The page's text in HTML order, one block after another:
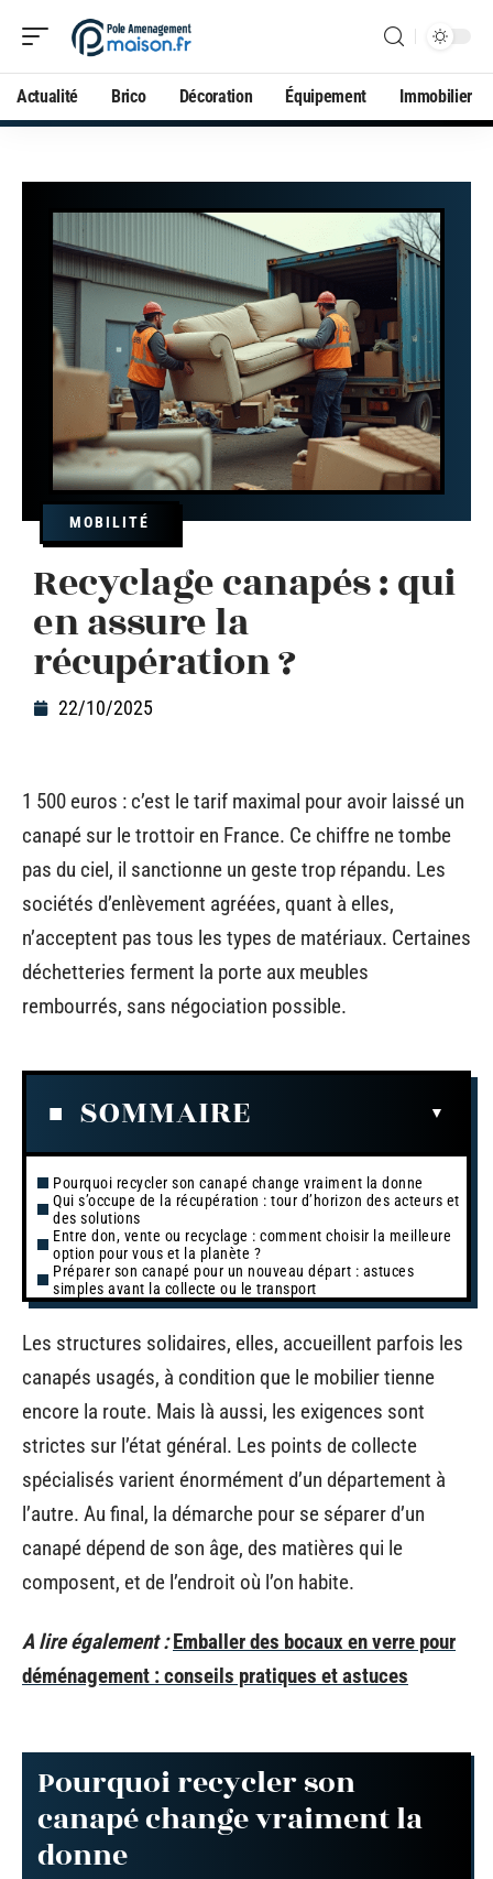
Actualité Brico Décoration Équipement Immobilier
MOBILITÉ
Recyclage canapés : qui
en assure la
récupération ?
22/10/2025
1 500 euros : c’est le tarif maximal pour avoir laissé un
canapé sur le trottoir en France. Ce chiffre ne tombe
pas du ciel, il sanctionne un geste trop répandu. Les
sociétés d’enlèvement agréées, quant à elles,
n’acceptent pas tous les types de matériaux. Certaines
déchetteries ferment la porte aux meubles
rembourrés, sans négociation possible.
SOMMAIRE
Pourquoi recycler son canapé change vraiment la donne
Qui s’occupe de la récupération : tour d’horizon des acteurs et
des solutions
Entre don, vente ou recyclage : comment choisir la meilleure
option pour vous et la planète ?
Préparer son canapé pour un nouveau départ : astuces
simples avant la collecte ou le transport
Les structures solidaires, elles, accueillent parfois les
canapés usagés, à condition que le mobilier tienne
encore la route. Mais là aussi, les exigences sont
strictes sur l’état général. Les points de collecte
spécialisés varient énormément d’un département à
l’autre. Au final, la démarche pour se séparer d’un
canapé dépend de son âge, des matières qui le
composent, et de l’endroit où l’on habite.
A lire également : Emballer des bocaux en verre pour
déménagement : conseils pratiques et astuces
Pourquoi recycler son
canapé change vraiment la
donne